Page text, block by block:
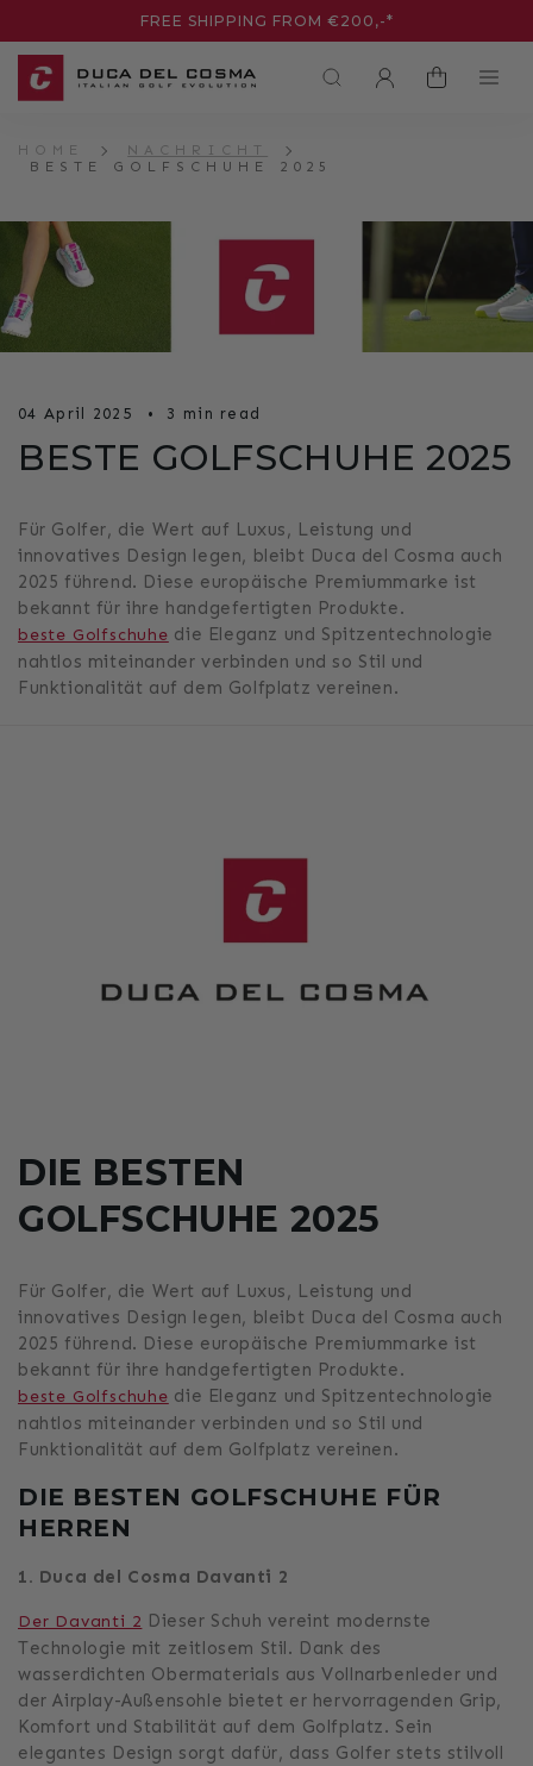
INHALT
FREE SHIPPING FROM €200,-*
EINLOGGEN
WARENKORB
HOME
NACHRICHT
BESTE GOLFSCHUHE 2025
04 April 2025 3 min read
BESTE GOLFSCHUHE 2025
Für Golfer, die Wert auf Luxus, Leistung und
innovatives Design legen, bleibt Duca del Cosma auch
2025 führend. Diese europäische Premiummarke ist
bekannt für ihre handgefertigten Produkte.
beste Golfschuhe die Eleganz und Spitzentechnologie
nahtlos miteinander verbinden und so Stil und
Funktionalität auf dem Golfplatz vereinen.
DIE BESTEN
GOLFSCHUHE 2025
Für Golfer, die Wert auf Luxus, Leistung und
innovatives Design legen, bleibt Duca del Cosma auch
2025 führend. Diese europäische Premiummarke ist
bekannt für ihre handgefertigten Produkte.
beste Golfschuhe die Eleganz und Spitzentechnologie
nahtlos miteinander verbinden und so Stil und
Funktionalität auf dem Golfplatz vereinen.
DIE BESTEN GOLFSCHUHE FÜR
HERREN
1. Duca del Cosma Davanti 2
Der Davanti 2 Dieser Schuh vereint modernste
Technologie mit zeitlosem Stil. Dank des
wasserdichten Obermaterials aus Vollnarbenleder und
der Airplay-Außensohle bietet er hervorragenden Grip,
Komfort und Stabilität auf dem Golfplatz. Sein
elegantes Design sorgt dafür, dass Golfer stets stilvoll